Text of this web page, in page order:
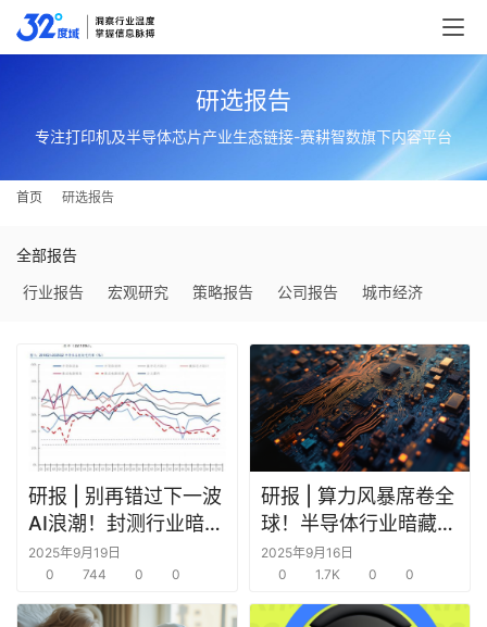
研选报告
专注打印机及半导体芯片产业生态链接-赛耕智数旗下内容平台
首页 研选报告
全部报告
行业报告
宏观研究 策略报告 公司报告 城市经济
研报 | 别再错过下一波
AI浪潮！封测行业暗流
涌动，头部玩家正在改
写游戏规则
2025年9月19日
0
744 0 0
研报 | 算力风暴席卷全
球！半导体行业暗藏哪
些掘金机会？
2025年9月16日
0
1.7K 0 0